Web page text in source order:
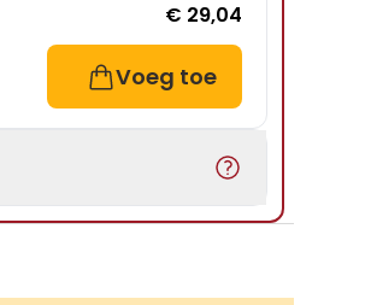
€ 29,04
Voeg toe